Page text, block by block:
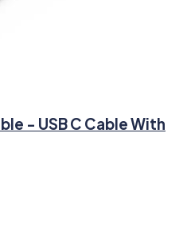
- USB C Cable With